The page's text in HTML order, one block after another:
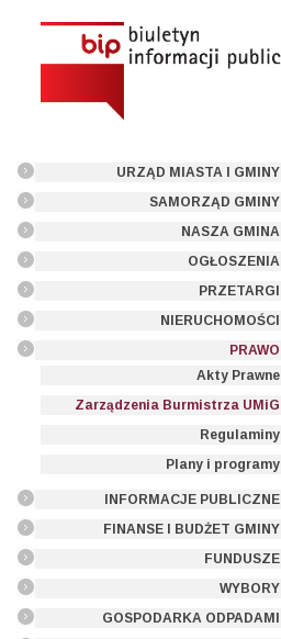
URZĄD MIASTA I GMINY
SAMORZĄD GMINY
NASZA GMINA
OGŁOSZENIA
PRZETARGI
NIERUCHOMOŚCI
PRAWO
Akty Prawne
Zarządzenia Burmistrza UMiG
Regulaminy
Plany i programy
INFORMACJE PUBLICZNE
FINANSE I BUDŻET GMINY
FUNDUSZE
WYBORY
GOSPODARKA ODPADAMI